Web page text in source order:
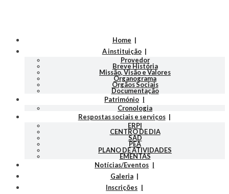
Home
A instituição
Provedor
Breve História
Missão, Visão e Valores
Organograma
Orgãos Sociais
Documentação
Património
Cronologia
Respostas sociais e serviços
ERPI
CENTRO DE DIA
SAD
PEA
PLANO DE ATIVIDADES
EMENTAS
Notícias/Eventos
Galeria
Inscrições